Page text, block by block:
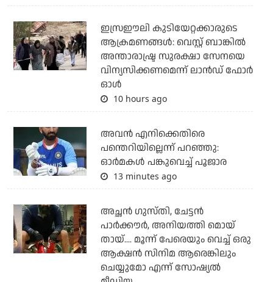
ഇസ്രഈലി കുടിയേറ്റക്കാരുടെ
ആക്രമണങ്ങള്‍: വെസ്റ്റ് ബാങ്കില്‍
അന്താരാഷ്ട്ര സുരക്ഷാ സേനയെ
വിന്യസിക്കണമെന്ന് ലാന്‍ഡ് ഫോര്‍
ഓള്‍
10 hours ago
അവന്‍ എനിക്കെതിരെ
പന്തെറിയില്ലെന്ന് പറഞ്ഞു:
ഓര്‍മകള്‍ പങ്കുവെച്ച് പൂജാര
13 minutes ago
അച്ഛന്‍ ഗുസ്തി, ചേട്ടന്‍
പാര്‍ക്കൗര്‍, അനിയത്തി മൊയ്
തായ്.... മൂന്ന് പേരെയും വെച്ച് ഒരു
ആക്ഷന്‍ സിനിമ ആരെങ്കിലും
ചെയ്യുമോ എന്ന് സോഷ്യല്‍